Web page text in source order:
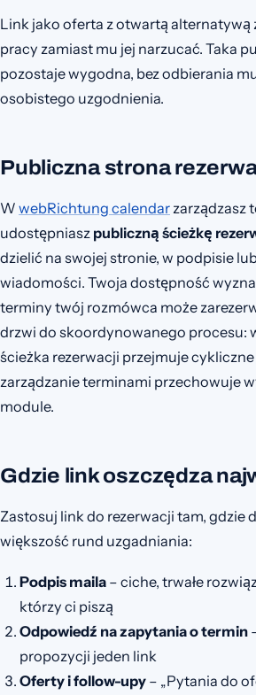
Link jako oferta z otwartą alternatywą
pracy zamiast mu jej narzucać. Taka
pozostaje wygodna, bez odbierania
osobistego uzgodnienia.
Publiczna strona
W webRichtung calendarzarządzasz
udostępniasz publiczną ścieżkę
dzielić na swojej stronie, w podpisie
wiadomości. Twoja dostępność
terminy twój rozmówca może
drzwi do skoordynowanego procesu:
ścieżka rezerwacji przejmuje cykliczne
zarządzanie terminami przechowuje
module.
Gdzie link oszczędza
Zastosuj link do rezerwacji tam, gdzie
większość rund uzgadniania:
Podpis maila – ciche, trwałe
którzy ci piszą
Odpowiedź na zapytania o termin
propozycji jeden link
Oferty i follow-upy – „Pytania do